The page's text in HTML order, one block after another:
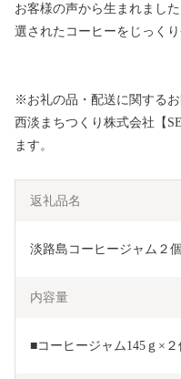
お客様の声から生まれまし
選されたコーヒーをじっく
※お礼の品・配送に関するお
西淡まちつくり株式会社【
ます。
返礼品名
淡路島コーヒージャム２
内容量
■コーヒージャム145ｇ×２